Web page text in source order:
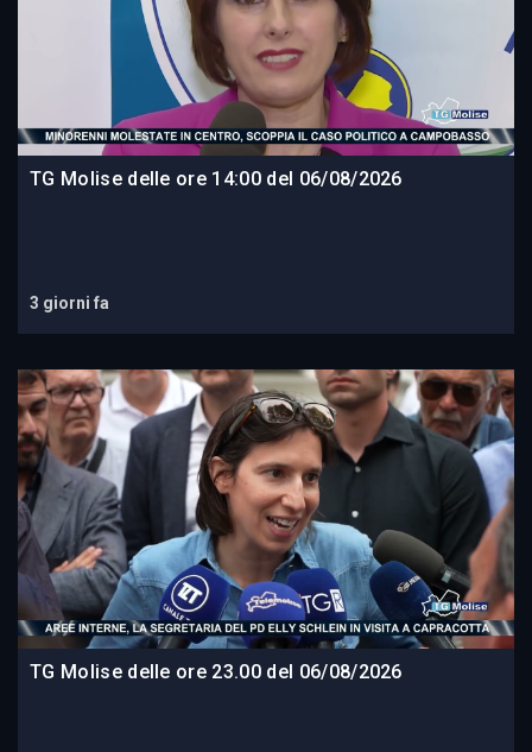
TG Molise delle ore 14:00 del 06/08/2026
3 giorni fa
TG Molise delle ore 23.00 del 06/08/2026